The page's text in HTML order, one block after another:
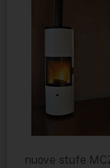
nuove stufe